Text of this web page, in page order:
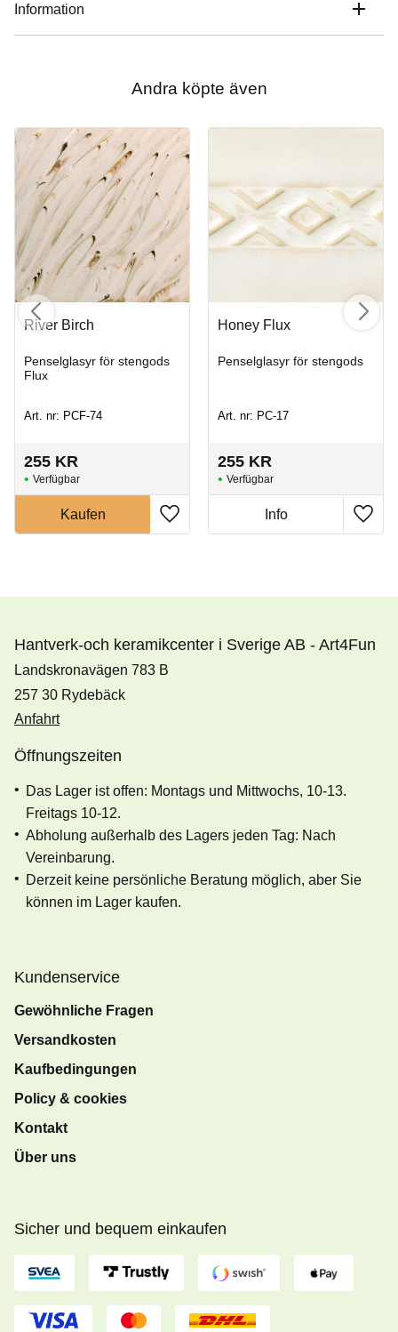
Information
Andra köpte även
River Birch
Penselglasyr för stengods
Flux
Art. nr: PCF-74
255 KR
Honey Flux
Penselglasyr för stengods
Art. nr: PC-17
255 KR
Hantverk-och keramikcenter i Sverige AB - Art4Fun
Landskronavägen 783 B
257 30 Rydebäck
Anfahrt
Öffnungszeiten
Das Lager ist offen: Montags und Mittwochs, 10-13.
Freitags 10-12.
Abholung außerhalb des Lagers jeden Tag: Nach
Vereinbarung.
Derzeit keine persönliche Beratung möglich, aber Sie
können im Lager kaufen.
Kundenservice
Gewöhnliche Fragen
Versandkosten
Kaufbedingungen
Policy & cookies
Kontakt
Über uns
Sicher und bequem einkaufen